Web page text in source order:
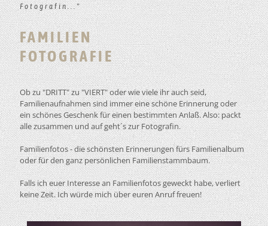
Fotografin..."
FAMILIEN
FOTOGRAFIE
Ob zu "DRITT" zu "VIERT" oder wie viele ihr auch seid,
Familienaufnahmen sind immer eine schöne Erinnerung oder
ein schönes Geschenk für einen bestimmten Anlaß. Also: packt
alle zusammen und auf geht´s zur Fotografin.
Familienfotos - die schönsten Erinnerungen fürs Familienalbum
oder für den ganz persönlichen Familienstammbaum.
Falls ich euer Interesse an Familienfotos geweckt habe, verliert
keine Zeit. Ich würde mich über euren Anruf freuen!